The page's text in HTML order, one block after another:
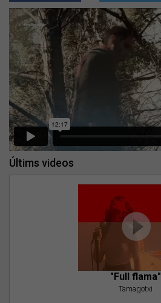
Últims videos
"Full flama"
Tamagotxi